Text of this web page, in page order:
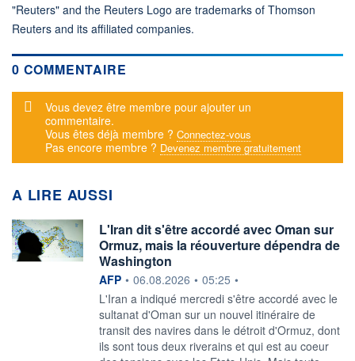
"Reuters" and the Reuters Logo are trademarks of Thomson
Reuters and its affiliated companies.
0 COMMENTAIRE
Message d'alerte
Vous devez être membre pour ajouter un
commentaire.
Vous êtes déjà membre ? Connectez-vous
Pas encore membre ? Devenez membre gratuitement
A LIRE AUSSI
L'Iran dit s'être accordé avec Oman sur
Ormuz, mais la réouverture dépendra de
Washington
information fournie par
AFP • 06.08.2026 • 05:25 •
L'Iran a indiqué mercredi s'être accordé avec le
sultanat d'Oman sur un nouvel itinéraire de
transit des navires dans le détroit d'Ormuz, dont
ils sont tous deux riverains et qui est au coeur